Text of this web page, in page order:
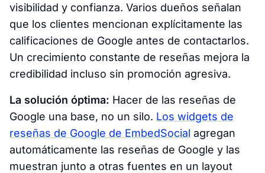
visibilidad y confianza. Varios dueños señalan
que los clientes mencionan explícitamente las
calificaciones de Google antes de contactarlos.
Un crecimiento constante de reseñas mejora la
credibilidad incluso sin promoción agresiva.
La solución óptima: Hacer de las reseñas de
Google una base, no un silo. Los widgets de
reseñas de Google de EmbedSocial agregan
automáticamente las reseñas de Google y las
muestran junto a otras fuentes en un layout